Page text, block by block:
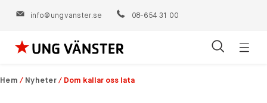
info@ungvanster.se 08-654 31 00
Hoppa
till
Hem / Nyheter / Dom kallar oss lata